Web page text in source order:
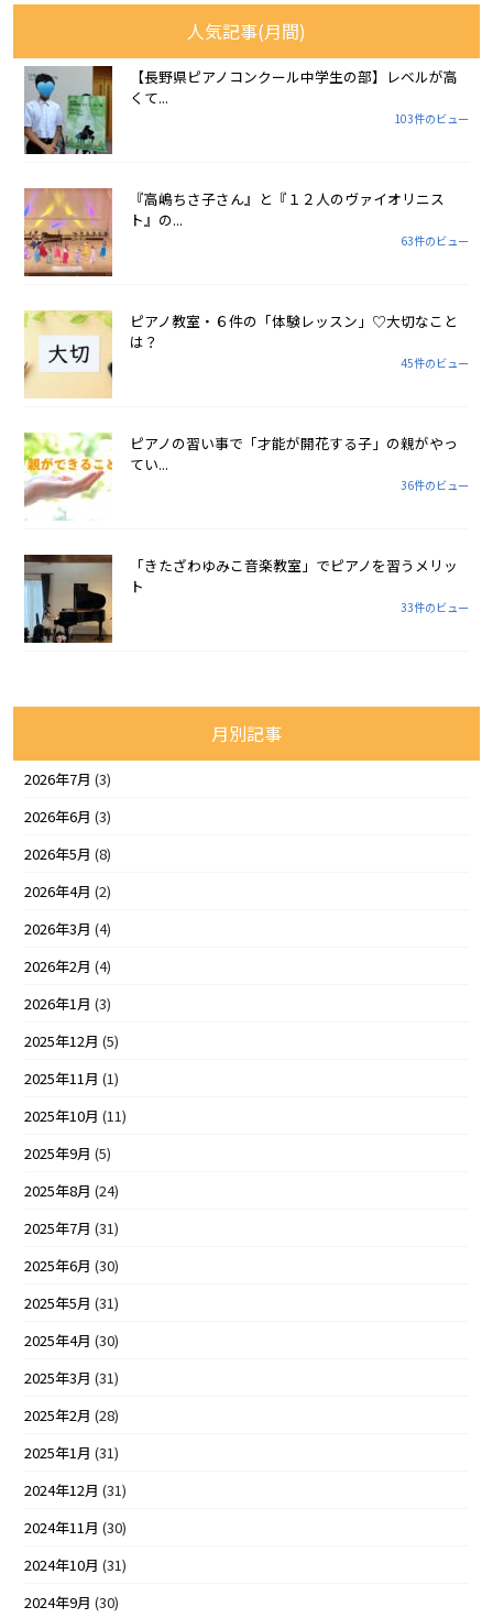
人気記事(月間)
【長野県ピアノコンクール中学生の部】レベルが高
くて...
103件のビュー
『高嶋ちさ子さん』と『１２人のヴァイオリニス
ト』の...
63件のビュー
ピアノ教室・６件の「体験レッスン」♡大切なこと
は？
45件のビュー
ピアノの習い事で「才能が開花する子」の親がやっ
てい...
36件のビュー
「きたざわゆみこ音楽教室」でピアノを習うメリッ
ト
33件のビュー
月別記事
2026年7月 (3)
2026年6月 (3)
2026年5月 (8)
2026年4月 (2)
2026年3月 (4)
2026年2月 (4)
2026年1月 (3)
2025年12月 (5)
2025年11月 (1)
2025年10月 (11)
2025年9月 (5)
2025年8月 (24)
2025年7月 (31)
2025年6月 (30)
2025年5月 (31)
2025年4月 (30)
2025年3月 (31)
2025年2月 (28)
2025年1月 (31)
2024年12月 (31)
2024年11月 (30)
2024年10月 (31)
2024年9月 (30)